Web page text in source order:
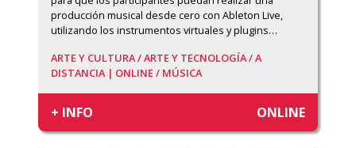
producción musical desde cero con Ableton Live,
utilizando los instrumentos virtuales y plugins…
ARTE Y CULTURA /ARTE Y TECNOLOGÍA /A
DISTANCIA | ONLINE / MÚSICA
+ INFO ONLINE